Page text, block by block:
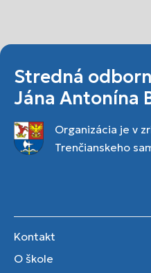
Stredná
Jána Antonína
Organizácia je v
Trenčianskeho
Kontakt
O škole